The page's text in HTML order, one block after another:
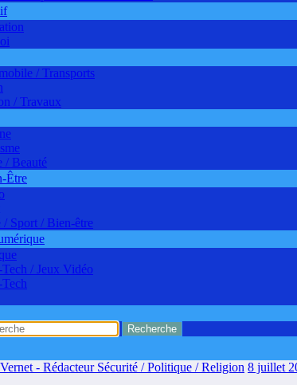
/ Transports
/ Travaux
/ Beauté
Être
/ Sport / Bien-être
/ Jeux Vidéo
- Rédacteur Sécurité / Politique / Religion 8 juillet